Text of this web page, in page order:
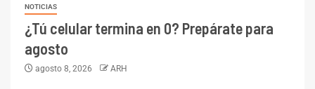
NOTICIAS
¿Tú celular termina en 0? Prepárate para
agosto
agosto 8, 2026 ARH